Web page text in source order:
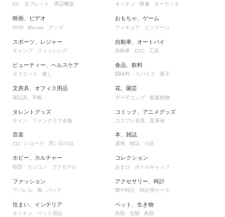
PC タブレット 周辺機器
映画、ビデオ
DVD Blu-ray グッズ
スポーツ、レジャー
キャンプ フィッシング
ビューティー、ヘルスケア
ダイエット 癒し
文房具、オフィス用品
筆記具 手帳
タレントグッズ
サイン ファンクラブ会報
キッチン 映像 オーディオ
おもちゃ、ゲーム
フィギュア ビンテージ
自動車、オートバイ
自動車 ETC 工具
食品、飲料
調味料、スパイス 菓子
花、園芸
ガーデニング 観葉植物
コミック、アニメグッズ
コスプレ衣装 直筆画
音楽
CD レコード 思い出の品
ホビー、カルチャー
模型 ラジコン プラモデル
ファッション
アパレル 靴 バッグ
住まい、インテリア
キッチン ペット用品
本、雑誌
漫画 雑誌 小説
コレクション
おまけ ボトルキャップ
アクセサリー、時計
懐中時計 時計用ケース
ペット、生き物
魚類 虫類 鳥類